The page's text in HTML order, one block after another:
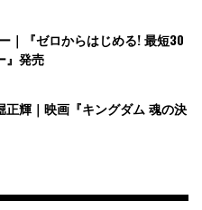
｜『ゼロからはじめる! 最短30
』発売
輝｜映画『キングダム 魂の決